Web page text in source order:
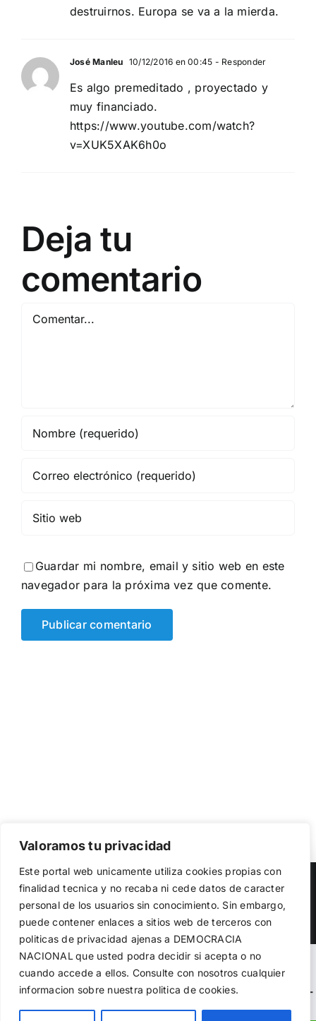
Valoramos tu privacidad
Este portal web unicamente utiliza cookies propias con
finalidad tecnica y no recaba ni cede datos de caracter
personal de los usuarios sin conocimiento. Sin embargo,
puede contener enlaces a sitios web de terceros con
politicas de privacidad ajenas a DEMOCRACIA
NACIONAL que usted podra decidir si acepta o no
cuando accede a ellos. Consulte con nosotros cualquier
informacion sobre nuestra politica de cookies.
destruirnos. Europa se va a la mierda.
José Manleu 10/12/2016 en 00:45 - Responder
Es algo premeditado , proyectado y
muy financiado.
https://www.youtube.com/watch?
v=XUK5XAK6h0o
Deja tu
comentario
Guardar mi nombre, email y sitio web en este
navegador para la próxima vez que comente.
Copyright 2023 | Democracia Nacional | All Rights Reserved
Facebook
TwitterInstagram
Warning: Undefined variable $visibility_homepage in
/home/demopwcr/public_html/wp-content/plugins/kn-
mobile-sharebar/kn_mobile_sharebar.phpon line71
el funcionamiento de la web, medir su uso y mejorar
nuestros servicios. Puede aceptar todas las cookies,
rechazar las no necesarias o configurar sus preferencias.
Política de cookies
Aceptar todo
Rechazar